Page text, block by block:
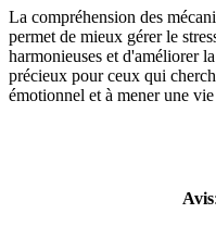
La compréhension des
permet de mieux gérer le
harmonieuses et d'améliorer
précieux pour ceux qui
émotionnel et à mener une
Avis: